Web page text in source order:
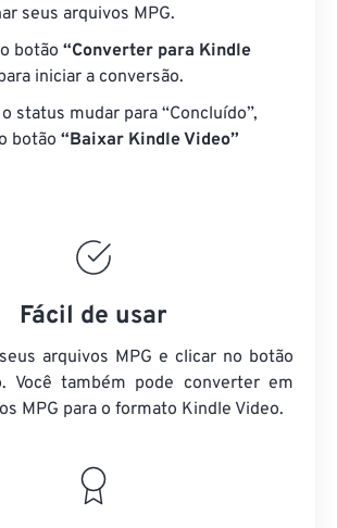
seus arquivos MPG.
botão “Converter para Kindle
iniciar a conversão.
status mudar para “Concluído”,
botão “Baixar Kindle Video”
Fácil de usar
arquivos MPG e clicar no botão
Você também pode converter em
MPG para o formato Kindle Video.